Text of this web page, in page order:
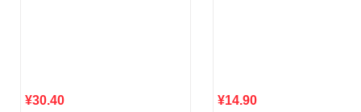
¥30.40 ¥14.90